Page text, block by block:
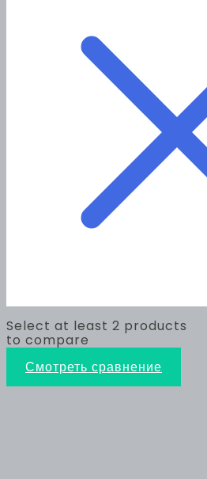
Select at least 2 products
to compare
Смотреть сравнение